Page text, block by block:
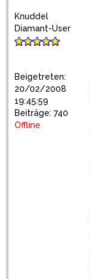
Knuddel
Diamant-User
Beigetreten:
20/02/2008
19:45:59
Beiträge: 740
Offline